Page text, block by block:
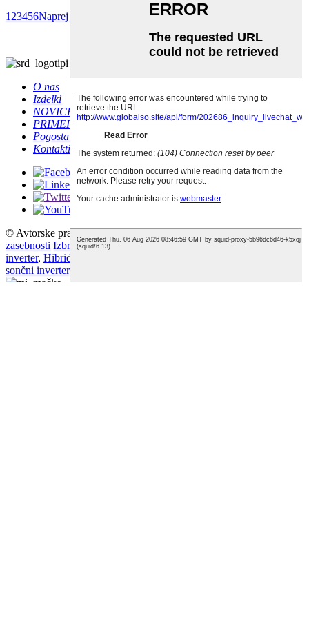
1 23456Naprej >
O nas
Izdelki
NOVICE
PRIMER
Pogosta vprašanja
Kontaktirajte nas
© Avtorske pravice - 2010–2021: Vse pravice pridržane.Pravilnik o
zasebnosti Izbrani izdelki, Zemljevid spletnega mesta,Izvenmrežni
inverter, Hibridni sončni inverter Vm III
sončni inverter,